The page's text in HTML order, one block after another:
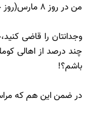
من در روز 8 مارس(روز جهانی زد)حضور نداشته ام.!
وجدانتان را قاضی
چند درصد از اهالی
باشم؟!
در ضمن این هم که